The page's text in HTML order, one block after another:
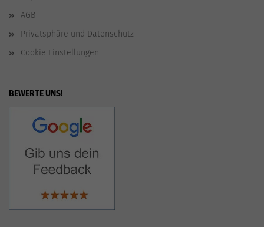
AGB
Privatsphäre und Datenschutz
Cookie Einstellungen
BEWERTE UNS!